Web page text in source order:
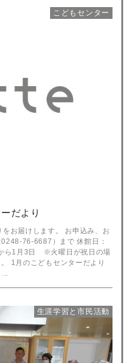
こどもセンター
だより
お届けします。 お申込み、お
76-6687）まで 休館日：
ら1月3日 ※火曜日が祝日の場
1月のこどもセンターだより
...
生涯学習と市民活動